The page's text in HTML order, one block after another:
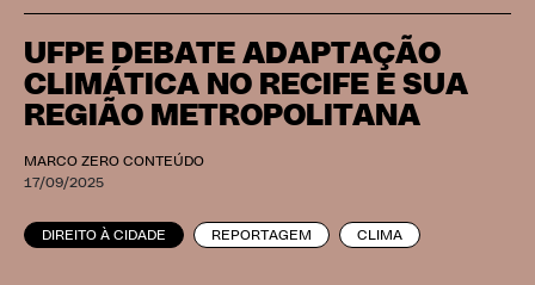
UFPE DEBATE ADAPTAÇÃO
CLIMÁTICA NO RECIFE E SUA
REGIÃO METROPOLITANA
MARCO ZERO CONTEÚDO
17/09/2025
DIREITO À CIDADE REPORTAGEM CLIMA